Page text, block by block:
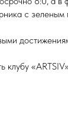
с зеленым
клубу